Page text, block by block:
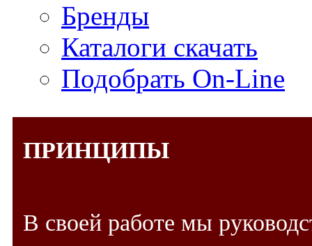
Бренды
Каталоги скачать
Подобрать On-Line
ПРИНЦИПЫ
В своей работе мы